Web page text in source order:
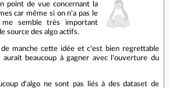
point de vue concernant la
car même si on n'a pas le
semble très important
source des algo actifs.
manche cette idée et c'est bien regrettable
aurait beaucoup à gagner avec l'ouverture du
d'algo ne sont pas liés à des dataset de